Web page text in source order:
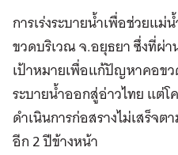
การเร่งระบายน้ำเพื่อช่วยแม่
ขวดบริเวณ จ.อยุธยา ซึ่งที่ผ่า
เป้าหมายเพื่อแก้ปัญหาคอขว
ระบายน้ำออกสู่อ่าวไทย แต่โ
ดำเนินการก่อสรางไม่เสร็จ
อีก 2 ปีข้างหน้า